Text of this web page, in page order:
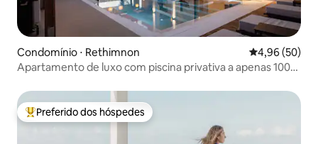
Condomínio ⋅ Rethimnon 4,96 de uma
4,96 (50)
Apartamento de luxo com piscina privativa a apenas 100
Entre os melhores preferidos dos hóspedes
Preferido dos hóspedes